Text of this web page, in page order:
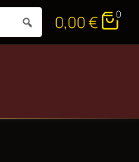
0,00€ 0